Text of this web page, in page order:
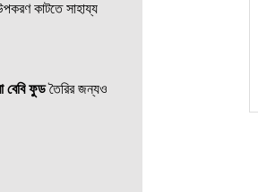
কাটতে সাহায্য
বেবি ফুডতৈরির জন্যও